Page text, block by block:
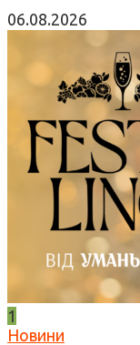
06.08.2026
1
Новини